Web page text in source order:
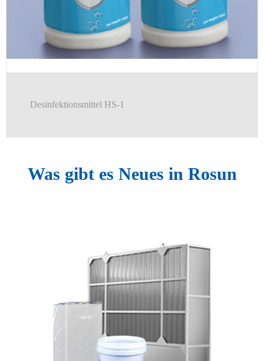
Desinfektionsmittel HS-1
Was gibt es Neues in Rosun